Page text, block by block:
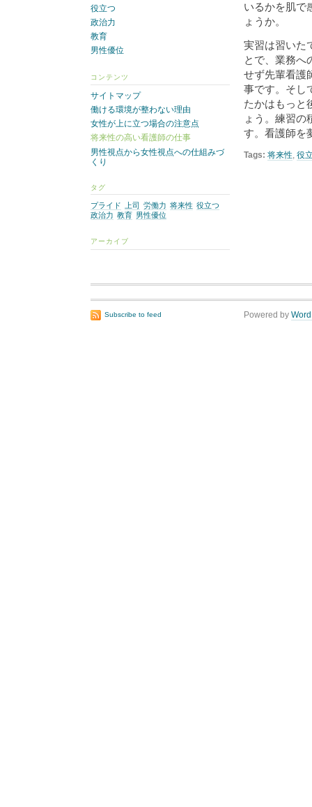
いるかを肌で
ょうか。
実習は習いた
とで、業務へ
せず先輩看護
事です。そし
たかはもっと
ょう。練習の
す。看護師を
Tags: 将来性 役
役立つ
政治力
教育
男性優位
コンテンツ
サイトマップ
働ける環境が整わない理由
女性が上に立つ場合の注意点
将来性の高い看護師の仕事
男性視点から女性視点への仕組みづ
くり
タグ
プライド 上司 労働力 将来性 役立つ
政治力 教育 男性優位
アーカイブ
Subscribe to feed Powered by